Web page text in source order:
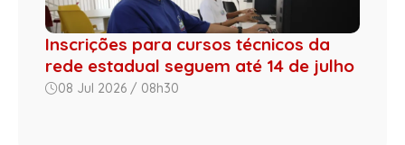
Inscrições para cursos técnicos da
rede estadual seguem até 14 de julho
08 Jul 2026 / 08h30